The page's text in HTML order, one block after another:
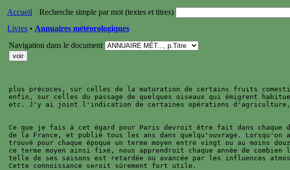
Accueil
Recherche simple par mot (textes et titres)
Livres • Annuaires météorologiques
Navigation dans le document
plus précoces, sur celles de la maturation de certains fruits
enfin, sur celles du passage de quelques oiseaux qui émigrent
etc. J'y ai joint l'indication de certaines opérations
Ce que je fais à cet égard pour Paris devroit être fait dans chaque
de la France, et publié tous les ans dans quelqu'ouvrage. Lorsqu'on
trouvé pour chaque époque un terme moyen entre vingt ou au moins
ce terme moyen ainsi fixé, nous apprendroit chaque année de combien
telle de ses saisons est retardée ou avancée par les influences
Cette connoissance seroit sûrement fort utile.